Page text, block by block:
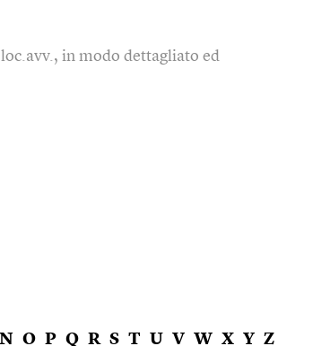
in modo dettagliato ed
N O P Q R S T U V W X Y Z